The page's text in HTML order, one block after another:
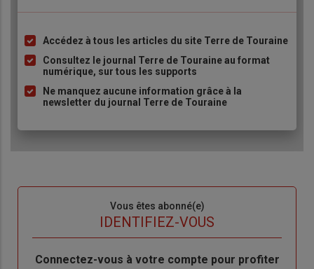
Liste
à
puce
Accédez à tous les articles du site Terre de Touraine
Consultez le journal Terre de Touraine au format
numérique, sur tous les supports
Ne manquez aucune information grâce à la
newsletter du journal Terre de Touraine
Vous êtes abonné(e)
IDENTIFIEZ-VOUS
Body
Connectez-vous à votre compte pour profiter